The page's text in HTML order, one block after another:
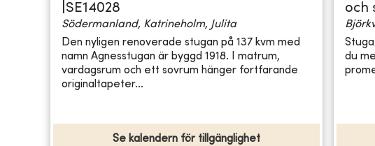
|SE14028
Södermanland, Katrineholm, Julita
Den nyligen renoverade stugan på 137 kvm med
namn Agnesstugan är byggd 1918. I matrum,
vardagsrum och ett sovrum hänger fortfarande
originaltapeter...
Se kalendern för tillgänglighet
och
du